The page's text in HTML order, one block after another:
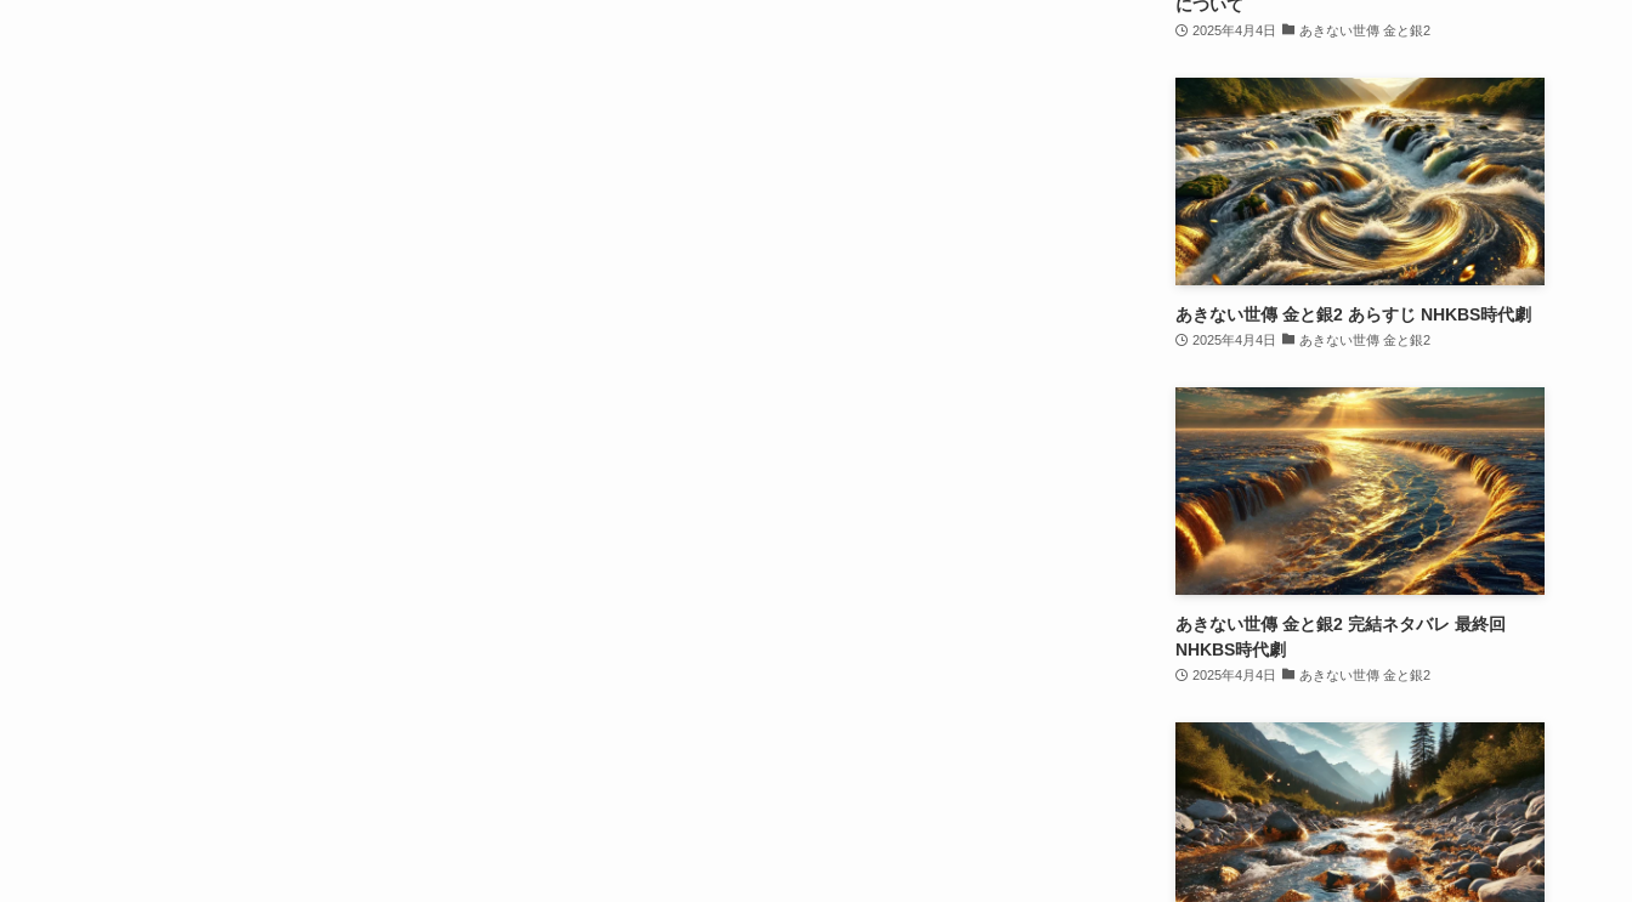
について
2025年4月4日 あきない世傳 金と銀2
あきない世傳 金と銀2 あらすじ NHKBS時代劇
2025年4月4日 あきない世傳 金と銀2
あきない世傳 金と銀2 完結ネタバレ 最終回
NHKBS時代劇
2025年4月4日 あきない世傳 金と銀2